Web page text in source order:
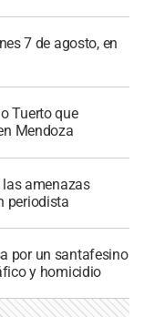
7 de agosto, en
Tuerto que
Mendoza
amenazas
periodista
por un santafesino
y homicidio